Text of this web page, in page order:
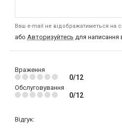
Ваш e-mail не відображатиметься на
або Авторизуйтесь для написання
Враження
0/12
Обслуговування
0/12
Відгук: